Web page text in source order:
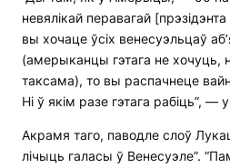
невялікай перавагай
вы хочаце ўсіх венесуэльцаў
(амерыканцы гэтага не хочуць,
таксама), то вы распачнеце
Ні ў якім разе гэтага рабіць”, —
Акрамя таго, паводле слоў
лічыць галасы ў Венесуэле”.